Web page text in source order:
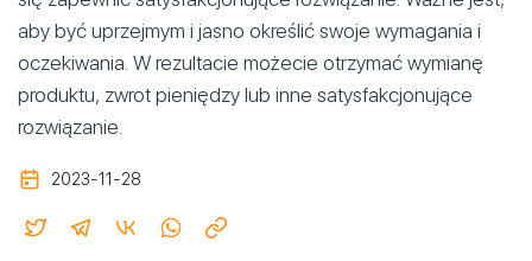
aby być uprzejmym i jasno określić swoje wymagania i
oczekiwania. W rezultacie możecie otrzymać wymianę
produktu, zwrot pieniędzy lub inne satysfakcjonujące
rozwiązanie.
2023-11-28